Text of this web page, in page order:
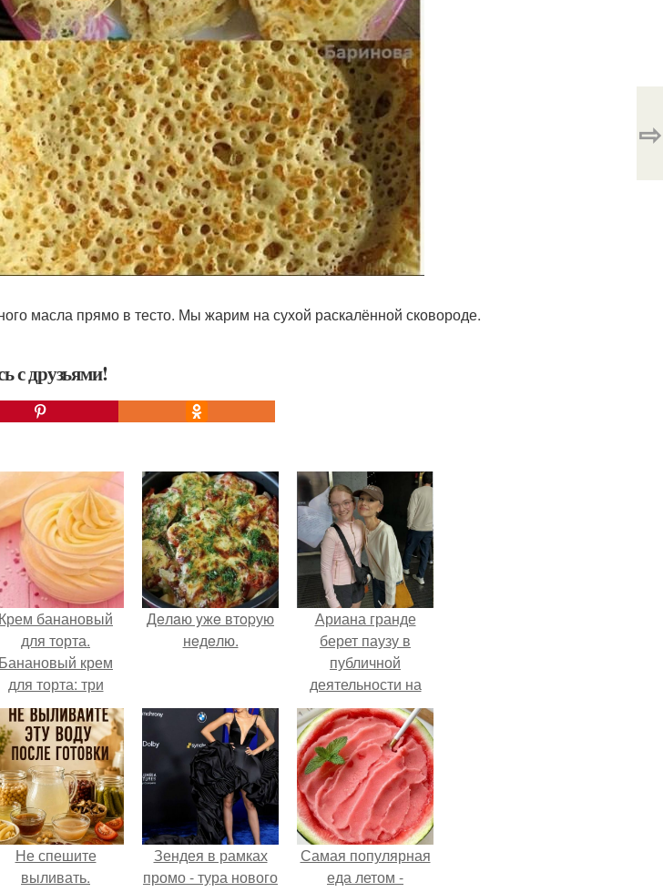
масла прямо в тесто. Мы жарим на сухой раскалённой сковороде.
с друзьями!
⇨
Крем банановый
для торта.
Банановый крем
для торта: три
рецепта как
приготовить.
Дeлaю yжe втopую
нeдeлю.
Ариана гранде
берет паузу в
публичной
деятельности на
фоне слухов о
своем здоровье.
Не спешите
выливать.
Зендея в рамках
промо - тура нового
Самая популярная
еда летом -